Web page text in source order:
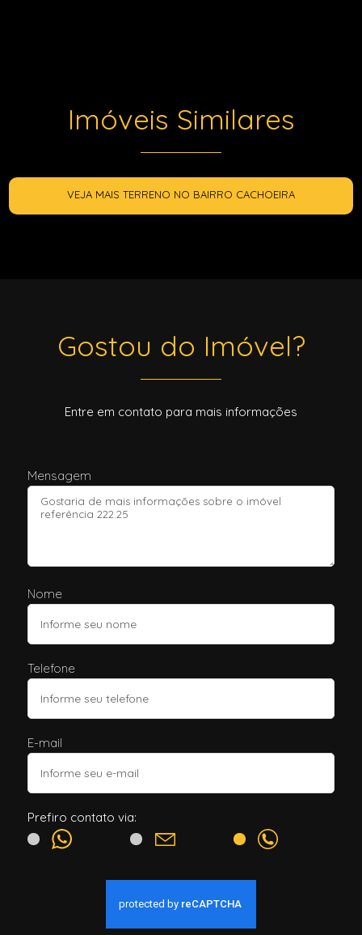
Imóveis Similares
VEJA MAIS TERRENO NO BAIRRO CACHOEIRA
Gostou do Imóvel?
Entre em contato para mais informações
Mensagem
Nome
Telefone
E-mail
Prefiro contato via: